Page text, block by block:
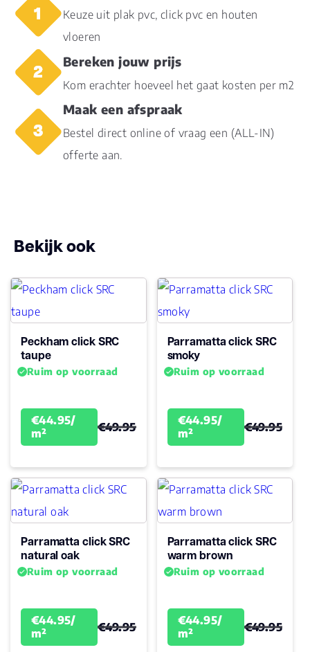
V groef 4V
Gebruiksklasse 23, 33
Brandclassificatie Bfl-s1
Vloerverwarming
geschikt
Type click Click
Garantie
Woongebruik
(jaren)
Levenslang
Garantie
Keuze uit plak pvc, click pvc en houten
vloeren
Bereken jouw prijs
Kom erachter hoeveel het gaat kosten per m2
Maak een afspraak
Bestel direct online of vraag een (ALL-IN)
offerte aan.
Bekijk ook
Peckham click SRC
taupe
Ruim op voorraad
€44.95/
m²
€49.95
Parramatta click SRC
smoky
Ruim op voorraad
€44.95/
m²
€49.95
Parramatta click SRC
natural oak
Ruim op voorraad
€44.95/
m²
€49.95
Parramatta click SRC
warm brown
Ruim op voorraad
€44.95/
m²
€49.95